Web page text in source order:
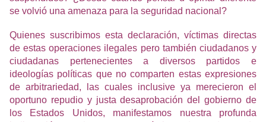
se volvió una amenaza para la seguridad nacional?
Quienes suscribimos esta declaración, víctimas directas
de estas operaciones ilegales pero también ciudadanos y
ciudadanas pertenecientes a diversos partidos e
ideologías políticas que no comparten estas expresiones
de arbitrariedad, las cuales inclusive ya merecieron el
oportuno repudio y justa desaprobación del gobierno de
los Estados Unidos, manifestamos nuestra profunda